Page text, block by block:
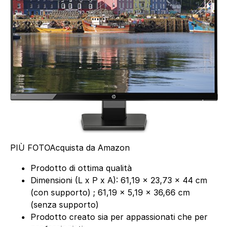
PIÙ FOTOAcquista da Amazon
Prodotto di ottima qualità
Dimensioni (L x P x A): 61,19 x 23,73 x 44 cm
(con supporto) ; 61,19 x 5,19 x 36,66 cm
(senza supporto)
Prodotto creato sia per appassionati che per